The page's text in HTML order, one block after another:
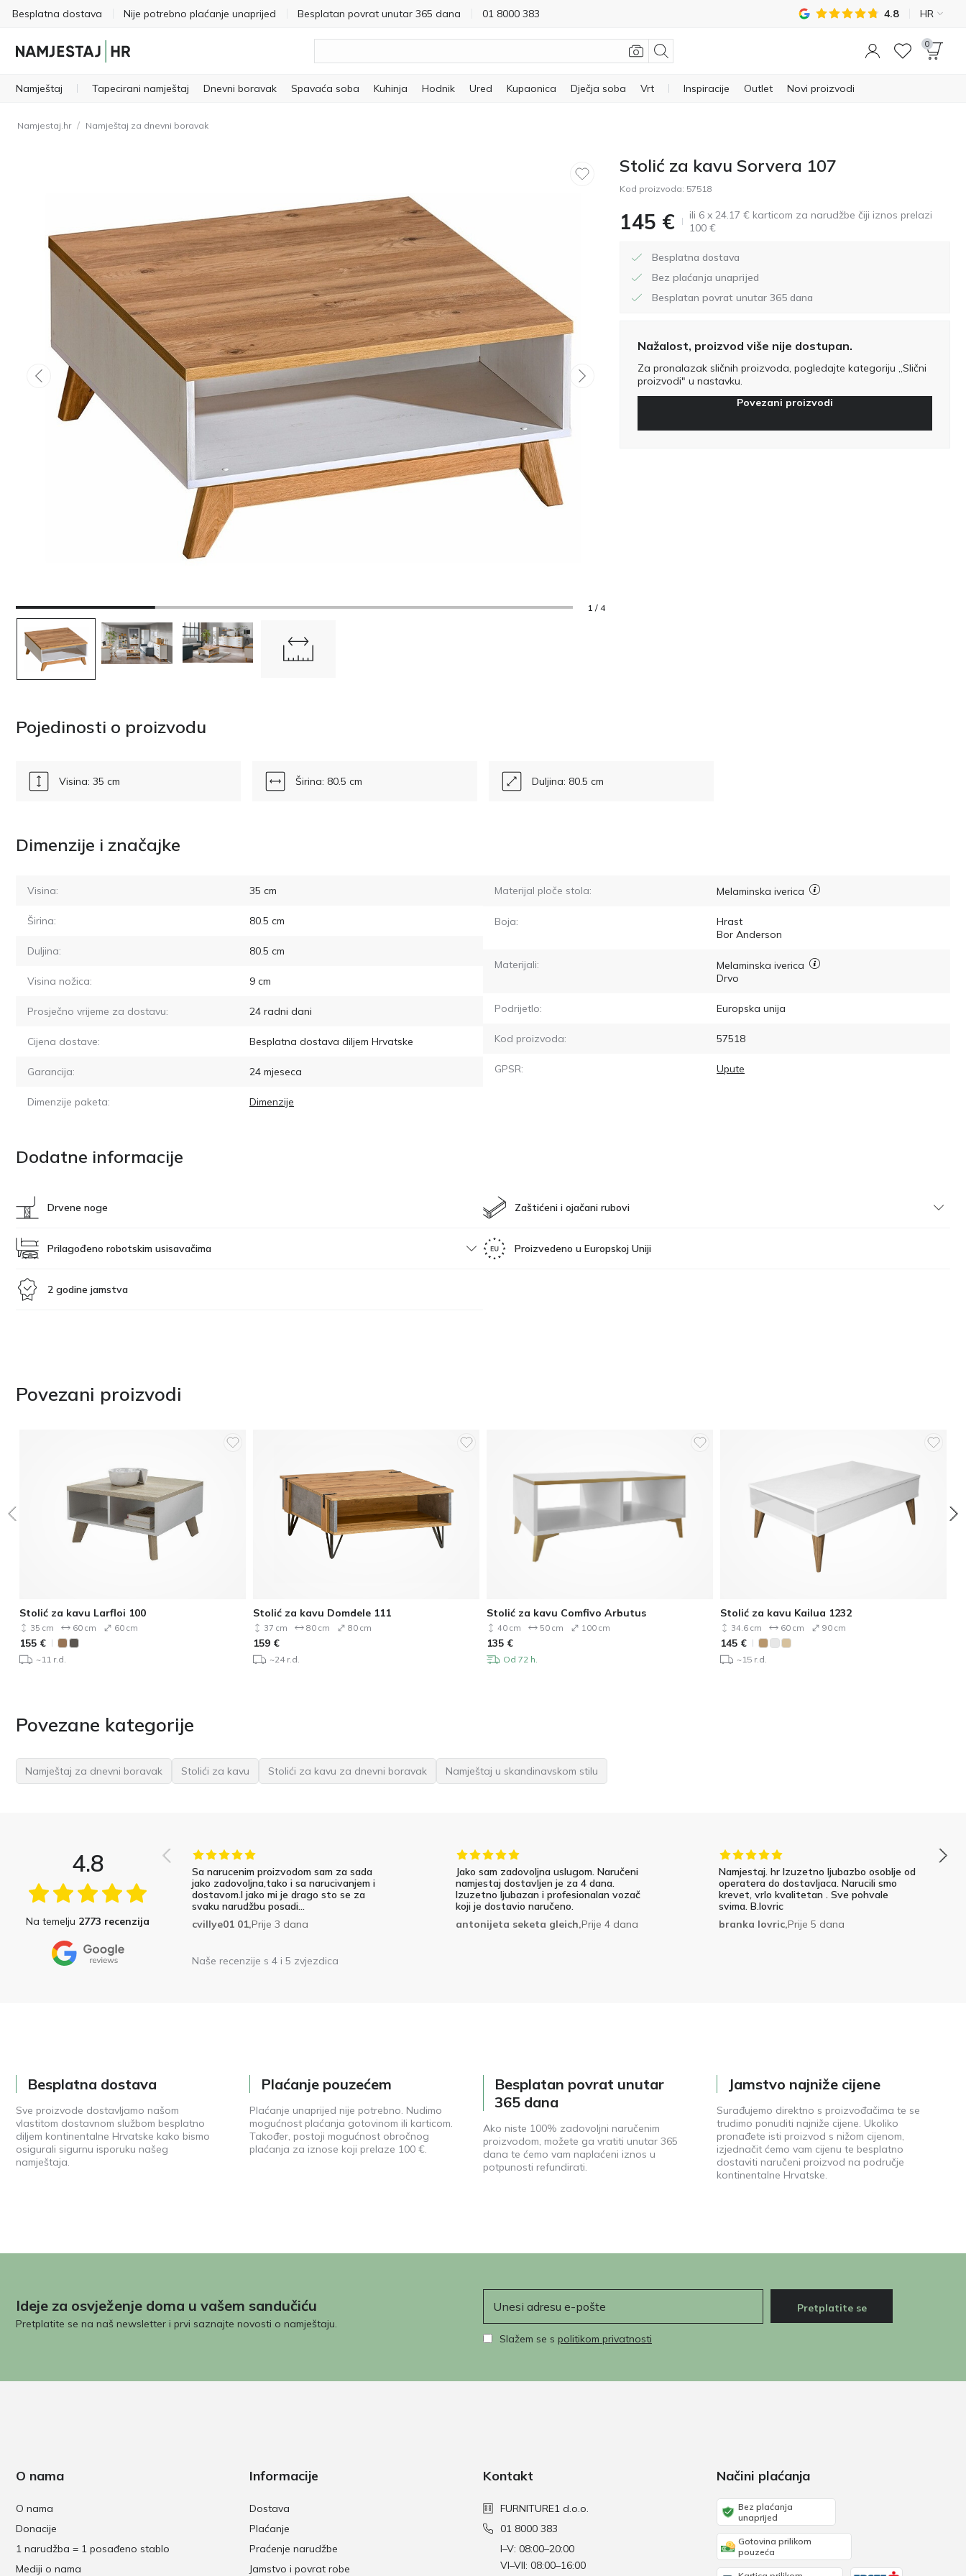
Besplatna dostava Nije potrebno plaćanje unaprijed Besplatan povrat unutar 365 dana 01 8000 383 4.8 HR
0
Namještaj Tapecirani namještaj Dnevni boravak Spavaća soba Kuhinja Hodnik Ured Kupaonica Dječja soba Vrt Inspiracije Outlet Novi proizvodi
Namjestaj.hr / Namještaj za dnevni boravak
1 / 4
Stolić za kavu Sorvera 107
Kod proizvoda: 57518
145 €
ili 6 x 24.17 € karticom za narudžbe čiji iznos prelazi
100 €
Besplatna dostava
Bez plaćanja unaprijed
Besplatan povrat unutar 365 dana
Nažalost, proizvod više nije dostupan.
Za pronalazak sličnih proizvoda, pogledajte kategoriju „Slični
proizvodi" u nastavku.
Povezani proizvodi
Pojedinosti o proizvodu
Visina: 35 cm Širina: 80.5 cm Duljina: 80.5 cm
Dimenzije i značajke
Visina: 35 cm
Širina: 80.5 cm
Duljina: 80.5 cm
Visina nožica: 9 cm
Prosječno vrijeme za dostavu: 24 radni dani
Cijena dostave: Besplatna dostava diljem Hrvatske
Garancija: 24 mjeseca
Dimenzije paketa: Dimenzije
Materijal ploče stola: Melaminska iverica
Boja:
Hrast
Bor Anderson
Materijali:
Melaminska iverica
Drvo
Podrijetlo: Europska unija
Kod proizvoda: 57518
GPSR: Upute
Dodatne informacije
Drvene noge
Prilagođeno robotskim usisavačima
2 godine jamstva
Zaštićeni i ojačani rubovi
Proizvedeno u Europskoj Uniji
Povezani proizvodi
Stolić za kavu Larfloi 100
35 cm 60 cm 60 cm
155 €
~11 r.d.
Stolić za kavu Domdele 111
37 cm 80 cm 80 cm
159 €
~24 r.d.
Stolić za kavu Comfivo Arbutus
40 cm 50 cm 100 cm
135 €
Od 72 h.
Stolić za kavu Kailua 1232
34.6 cm 60 cm 90 cm
145 €
~15 r.d.
Povezane kategorije
Namještaj za dnevni boravak Stolići za kavu Stolići za kavu za dnevni boravak Namještaj u skandinavskom stilu
4.8
Na temelju 2773 recenzija
Sa narucenim proizvodom sam za sada
jako zadovoljna,tako i sa narucivanjem i
dostavom.I jako mi je drago sto se za
svaku narudžbu posadi...
cvillye01 01,Prije 3 dana
Jako sam zadovoljna uslugom. Naručeni
namjestaj dostavljen je za 4 dana.
Izuzetno ljubazan i profesionalan vozač
koji je dostavio naručeno.
antonijeta seketa gleich,Prije 4 dana
Namjestaj. hr Izuzetno ljubazbo osoblje od
operatera do dostavljaca. Narucili smo
krevet, vrlo kvalitetan . Sve pohvale
svima. B.lovric
branka lovric,Prije 5 dana
Naše recenzije s 4 i 5 zvjezdica
Besplatna dostava
Sve proizvode dostavljamo našom
vlastitom dostavnom službom besplatno
diljem kontinentalne Hrvatske kako bismo
osigurali sigurnu isporuku našeg
namještaja.
Plaćanje pouzećem
Plaćanje unaprijed nije potrebno. Nudimo
mogućnost plaćanja gotovinom ili karticom.
Također, postoji mogućnost obročnog
plaćanja za iznose koji prelaze 100 €.
Besplatan povrat unutar
365 dana
Ako niste 100% zadovoljni naručenim
proizvodom, možete ga vratiti unutar 365
dana te ćemo vam naplaćeni iznos u
potpunosti refundirati.
Jamstvo najniže cijene
Surađujemo direktno s proizvođačima te se
trudimo ponuditi najniže cijene. Ukoliko
pronađete isti proizvod s nižom cijenom,
izjednačit ćemo vam cijenu te besplatno
dostaviti naručeni proizvod na područje
kontinentalne Hrvatske.
Ideje za osvježenje doma u vašem sandučiću
Pretplatite se na naš newsletter i prvi saznajte novosti o namještaju.
Slažem se s politikom privatnosti
Pretplatite se
O nama
O nama
Donacije
1 narudžba = 1 posađeno stablo
Mediji o nama
Informacije
Dostava
Plaćanje
Praćenje narudžbe
Jamstvo i povrat robe
Kontakt
FURNITURE1 d.o.o.
01 8000 383
I–V: 08:00–20:00
VI–VII: 08:00–16:00
Načini plaćanja
Bez plaćanja
unaprijed
Gotovina prilikom
pouzeća